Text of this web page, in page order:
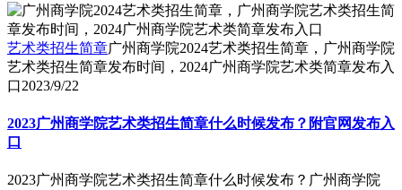
艺术类招生简章广州商学院2024艺术类招生简章，广州商学院
艺术类招生简章发布时间，2024广州商学院艺术类简章发布入
口2023/9/22
2023广州商学院艺术类招生简章什么时候发布？附官网发布入
口
2023广州商学院艺术类招生简章什么时候发布？广州商学院